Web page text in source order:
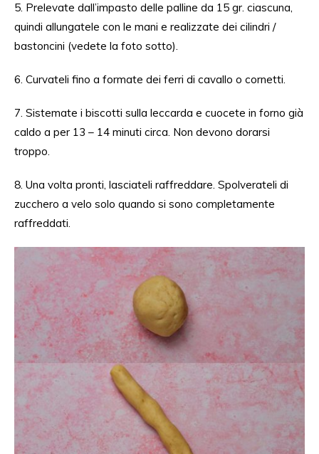
5. Prelevate dall’impasto delle palline da 15 gr. ciascuna,
quindi allungatele con le mani e realizzate dei cilindri /
bastoncini (vedete la foto sotto).
6. Curvateli fino a formate dei ferri di cavallo o cornetti.
7. Sistemate i biscotti sulla leccarda e cuocete in forno già
caldo a per 13 – 14 minuti circa. Non devono dorarsi
troppo.
8. Una volta pronti, lasciateli raffreddare. Spolverateli di
zucchero a velo solo quando si sono completamente
raffreddati.